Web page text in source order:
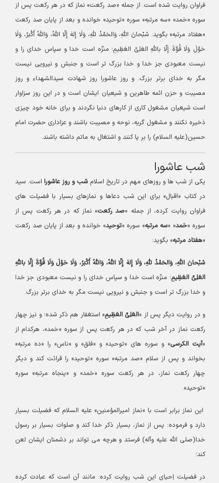
فراوان روایت شده است. از جمله «صد رکعت» نماز که در هر رکعت پس از
سوره «حَمد» «سه مرتبه» سوره «توحید» خوانده و بعد از پایان صد رکعت
«هفتاد مرتبه» بگوید: سُبْحانَ اللّهِ، وَالحَمْدُ للّهِ، وَلَا إِلهَ إِلّا اللّهُ، وَاللّهُ أَکْبَرُ، وَلَا
حَوْلَ وَلَا قُوَّةَ إِلّا باللّهِ العَلِیِّ العَظِیمِ؛ منزّه است خدا و سپاس خدای را و
نیست معبودی جز خدا و خدا بزرگ تر است و جنبش و نیرویی نیست
مگر به خدای برتر بزرگ. و روز عاشورا روز شهادت سیدالشهداء و روز
مصیبت و حزن ائمه طاهرین و شیعیان ایشان است و در این روز سزاوار
است شیعیان مشغول کاری از کارهای دنیا نگردند و برای خانه خود چیزی
ذخیره نکنند و مشغول گریه، نوحه و مصیبت باشند و عزاداری حضرت امام
حسین(علیه السلام) را بر پا کنند و اشتغال به ماتم داشته باشند.
شب عاشورا
یکی از شب ها و روزهای مهم در تاریخ اسلامشب و روز عاشورااست. سید
در کتاب «اقبال» برای این شب دعاها و نمازهای بسیار با فضیلت های
فراوان روایت کرده، از جمله « صد رکعت» نماز که در هر رکعت پس از
سوره « حَمد» « سه مرتبه» سوره « توحید» خوانده و بعد از پایان صد رکعت
هفتاد مرتبه» بگوید:
سُبْحانَ اللّهِ، وَالحَمْدُ للّهِ، وَلَا إِلهَ إِلّا اللّهُ، وَاللّهُ أَکْبَرُ، وَلَا حَوْلَ وَلَا قُوَّةَ إِلّا باللّهِ
العَلِیِّ العَظِیمِ؛ منزّه است خدا و سپاس خدای را و نیست معبودی جز خدا
و خدا بزرگ تر است و جنبش و نیرویی نیست مگر به خدای برتر بزرگ.
و در روایت دیگر پس از «العَلِیِّ العَظِیمِ» استغفار هم ذکر شده؛ و نیز چهار
رکعت نماز در آخر شب که در هر رکعت پس از سوره «حَمد»، هرکدام از
آیت الکرسی» و سوره های «توحید» و «فلق» و «ناس» را «ده مرتبه»
بخواند و پس از سلام «صد مرتبه» سوره «توحید» را قرائت کند و دیگر
چهار رکعت نماز، در هر رکعت سوره «حَمد» و «پنجاه مرتبه» سوره
«توحید».
این نماز برابر است با «نماز امیرالمؤمنین» علیه السلام که فضیلت بسیار
دارد و فرموده: پس از نماز، بسیار ذکر خدا کند و صلوات بسیار بر رسول
خدا(صلی الله علیه وآله) فرستد و هرچه می تواند بر دشمنان ایشان لعن
کند؛
در فضیلت اِحیای این شب روایت کرده: مانند آن است که عبادت کرده